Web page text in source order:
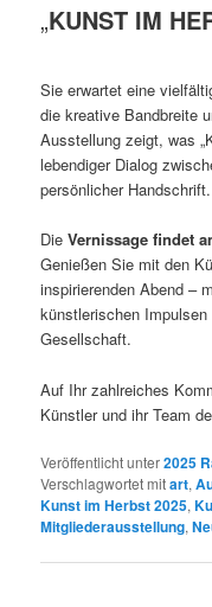
„KUNST IM
Sie erwartet eine
die kreative Bandbreite
Ausstellung zeigt, was
lebendiger Dialog
persönlicher Handschrift.
DieVernissage findet
Genießen Sie mit den
inspirierenden Abend –
künstlerischen
Gesellschaft.
Auf Ihr zahlreiches
Künstler und ihr Team
Veröffentlicht unter2025
Verschlagwortet mitart,
Kunst im Herbst 2025,
Mitgliederausstellung,